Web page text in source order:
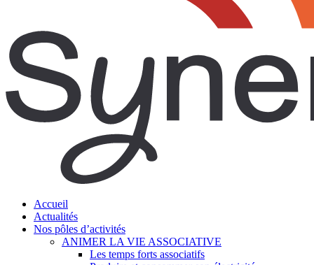
search
Menu
Accueil
Actualités
Nos pôles d’activités
ANIMER LA VIE ASSOCIATIVE
Les temps forts associatifs